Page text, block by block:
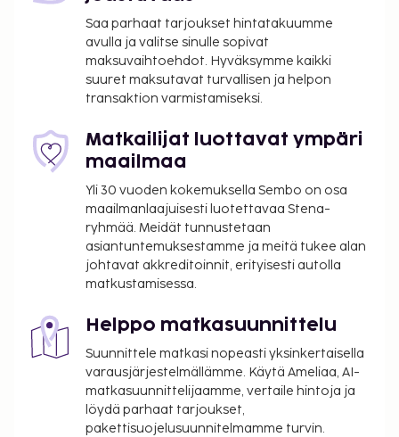
oleva vastaanotto. Palveluihin kuuluu maksullinen
omatoiminen pysäköinti. Käytössäsi on puutarha
sekä ilmainen langaton internetyhteys ja pelihalli/-
huone. Tämä hotelli tarjoaa asiakkailleen
välipalabaarin/delin ja ympärivuorokautisen
huonepalvelun. Päätä päiväsi nauttimalla muutama
drinkki baarissa. Maksullinen buffetaamiainen
tarjotaan päivittäin klo 6.30–10.30. Tämän
majoituspaikan virallisen tähtiluokituksen on
myöntänyt Ranskan turismin kehitysjärjestö ATOUT.
Majoituspaikka veloittaa seuraavat paikan päällä
suoritettavat maksut. Maksuihin saattaa sisältyä
sovellettavat verot:
Kaupungin perimä vero: 7.48 EUR per henkilö
per yö. Tätä veroa ei peritä alle 18 vuotta
vanhoilta lapsilta.
Tässä on mainittu kaikki majoituspaikan meille
ilmoittamat maksut.
Saa parhaat tarjoukset hintatakuumme
avulla ja valitse sinulle sopivat
maksuvaihtoehdot. Hyväksymme kaikki
suuret maksutavat turvallisen ja helpon
transaktion varmistamiseksi.
Matkailijat luottavat ympäri
maailmaa
Yli 30 vuoden kokemuksella Sembo on osa
maailmanlaajuisesti luotettavaa Stena-
ryhmää. Meidät tunnustetaan
asiantuntemuksestamme ja meitä tukee alan
johtavat akkreditoinnit, erityisesti autolla
matkustamisessa.
Helppo matkasuunnittelu
Suunnittele matkasi nopeasti yksinkertaisella
varausjärjestelmällämme. Käytä Ameliaa, AI-
matkasuunnittelijaamme, vertaile hintoja ja
löydä parhaat tarjoukset,
pakettisuojelusuunnitelmamme turvin.